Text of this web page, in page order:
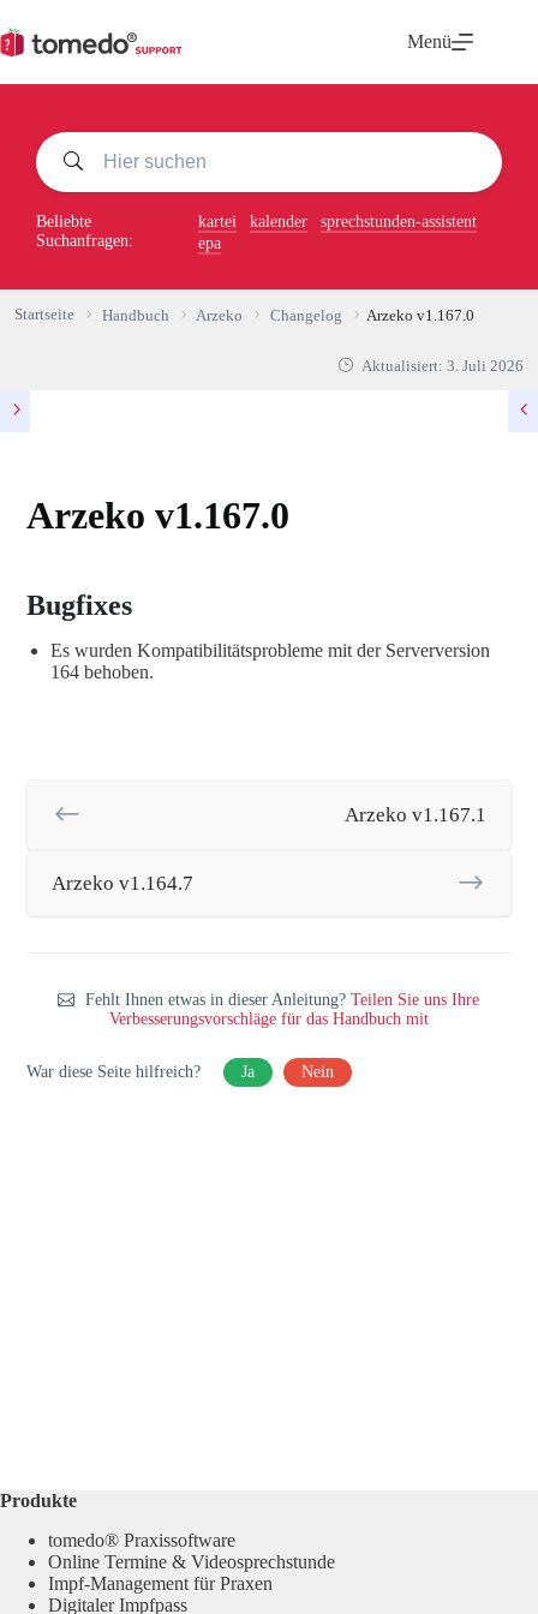
Inhalt
springen
Menü
Beliebte
Suchanfragen:
kartei kalender
sprechstunden-assistent
epa
Startseite Handbuch Arzeko Changelog Arzeko v1.167.0
Aktualisiert: 3. Juli 2026
Arzeko v1.167.0
Bugfixes
Es wurden Kompatibilitätsprobleme mit der Serverversion
164 behoben.
Arzeko v1.167.1
Arzeko v1.164.7
Fehlt Ihnen etwas in dieser Anleitung?Teilen Sie uns Ihre
Verbesserungsvorschläge für das Handbuch mit
War diese Seite hilfreich? Ja Nein
Produkte
tomedo® Praxissoftware
Online Termine & Videosprechstunde
Impf-Management für Praxen
Digitaler Impfpass